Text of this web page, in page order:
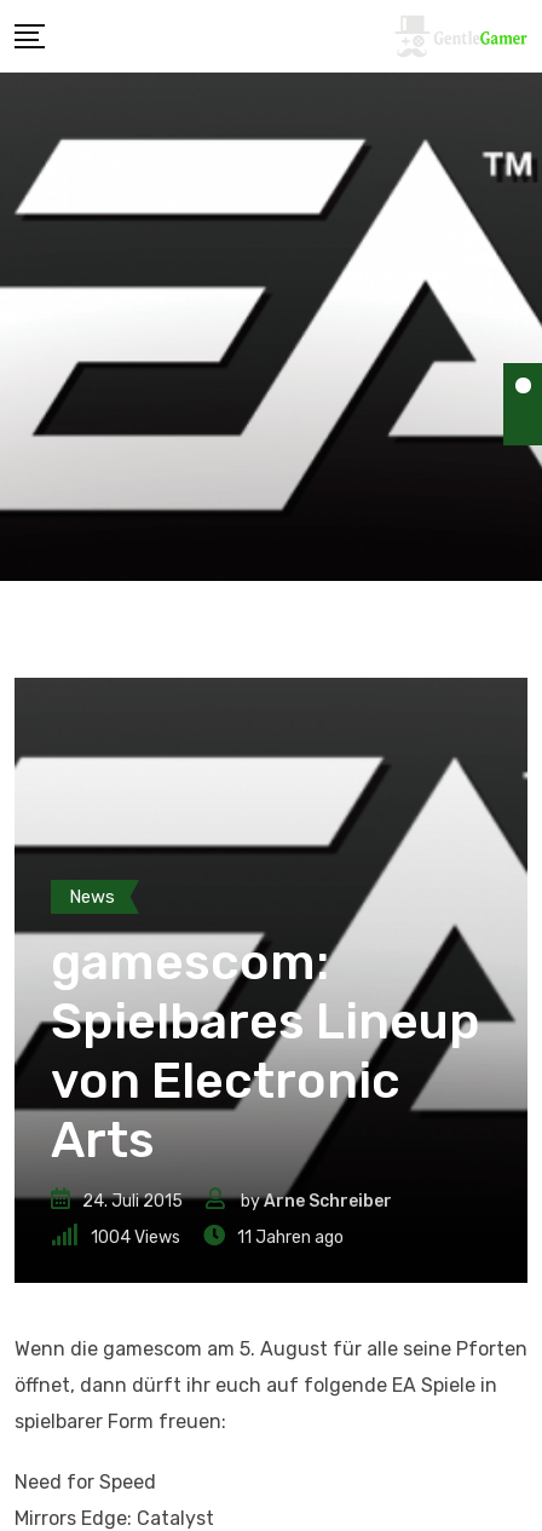
News
gamescom:
Spielbares Lineup
von Electronic
Arts
24. Juli 2015 byArne Schreiber
1004Views 11 Jahren ago
Wenn die gamescom am 5. August für alle seine Pforten
öffnet, dann dürft ihr euch auf folgende EA Spiele in
spielbarer Form freuen:
Need for Speed
Mirrors Edge: Catalyst